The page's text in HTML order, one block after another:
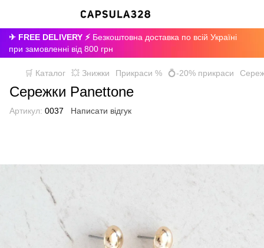
✈ FREE DELIVERY ⚡ Безкоштовна доставка по всій Україні
при замовленні від 800 грн
🛒 Каталог 💥 Знижки Прикраси % 💍-20% прикраси
Сережки Panettone
Артикул: 0037 Написати відгук